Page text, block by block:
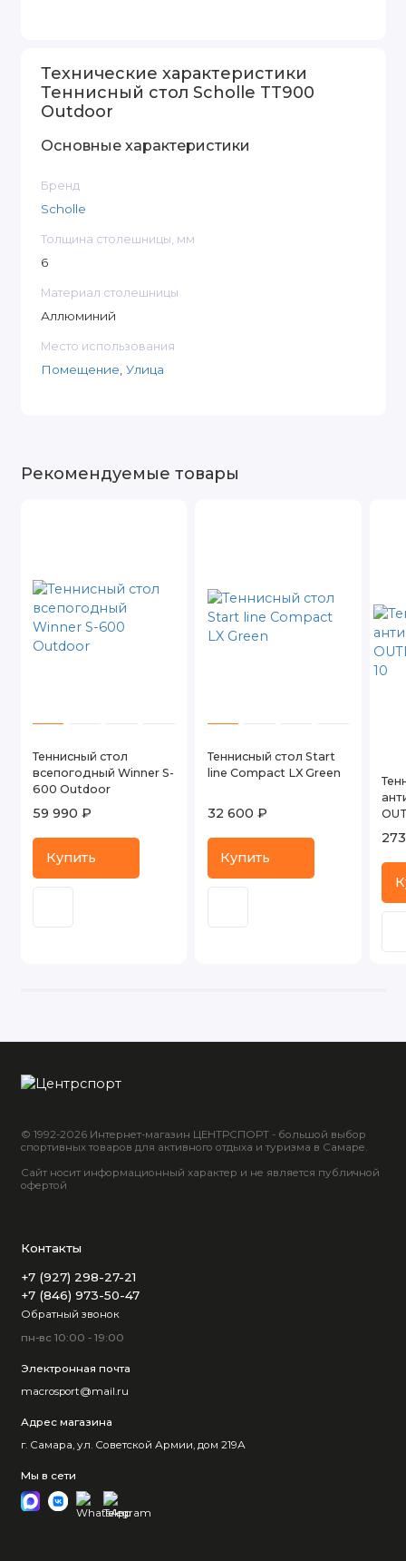
Технические характеристики
Теннисный стол Scholle TT900
Outdoor
Основные характеристики
Бренд
Scholle
Толщина столешницы, мм
6
Материал столешницы
Аллюминий
Место использования
Помещение Улица
Рекомендуемые товары
Теннисный стол
всепогодный Winner S-
600 Outdoor
59 990 ₽
Купить
Теннисный стол Start
line Compact LX Green
32 600 ₽
Купить
© 1992-2026 Интернет-магазин ЦЕНТРСПОРТ - большой выбор
спортивных товаров для активного отдыха и туризма в Самаре.
Сайт носит информационный характер и не является публичной
офертой
Контакты
+7 (927) 298-27-21
+7 (846) 973-50-47
Обратный звонок
пн-вс 10:00 - 19:00
Электронная почта
macrosport@mail.ru
Адрес магазина
г. Самара, ул. Советской Армии, дом 219А
Мы в сети